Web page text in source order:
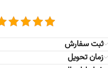
ثبت سفارش
زمان تحویل